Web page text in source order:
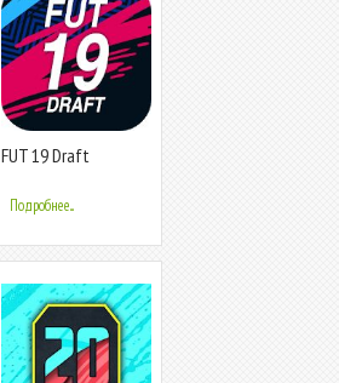
FUT 19 Draft
Подробнее...